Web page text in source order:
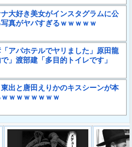
大好き美女がインスタグラムに公
真がヤバすぎるｗｗｗｗｗ
アパホテルでヤリました」原田龍
」渡部建「多目的トイレです」
東出と唐田えりかのキスシーンが本
ｗｗｗｗｗｗｗ